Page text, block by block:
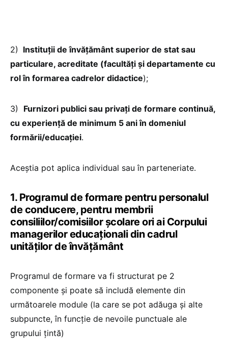
2) Instituții de învățământ superior de stat sau
particulare, acreditate (facultăți și departamente cu
rol în formarea cadrelor didactice);
3) Furnizori publici sau privați de formare continuă,
cu experiență de minimum 5 ani în domeniul
formării/educației.
Aceștia pot aplica individual sau în parteneriate.
1. Programul de formare pentru personalul
de conducere, pentru membrii
consiliilor/comisiilor școlare ori ai Corpului
managerilor educaționali din cadrul
unităților de învățământ
Programul de formare va fi structurat pe 2
componente și poate să includă elemente din
următoarele module (la care se pot adăuga și alte
subpuncte, în funcție de nevoile punctuale ale
grupului țintă)